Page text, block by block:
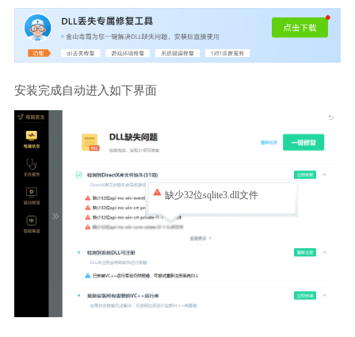
安装完成自动进入如下界面
缺少32位sqlite3.dll文件